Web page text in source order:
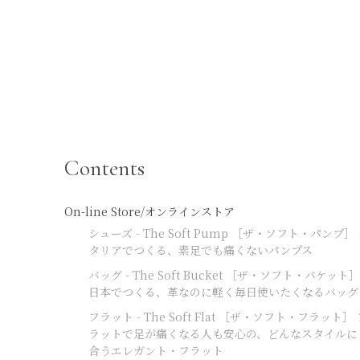
Contents
On-line Store/オンラインストア
シューズ - The Soft Pump ［ザ・ソフト・パンプ］
タリアでつくる、素足でも痛くないパンプス
バッグ - The Soft Bucket ［ザ・ソフト・バケット］
日本でつくる、革なのに軽く毎日使いたくなるバッグ
フラット - The Soft Flat ［ザ・ソフト・フラット］
ラットで足が痛くなる人も安心の、どんなスタイルに
合うエレガント・フラット